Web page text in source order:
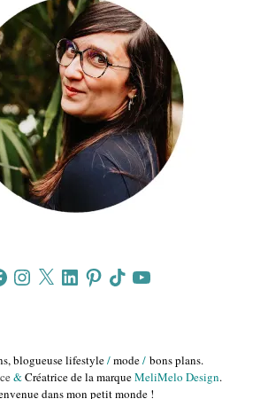
Instagram
X LinkedInPinterestTikTokYouTube
blogueuse lifestyle/mode/bons plans.
&Créatrice de la marqueMeliMelo Design.
dans mon petit monde !